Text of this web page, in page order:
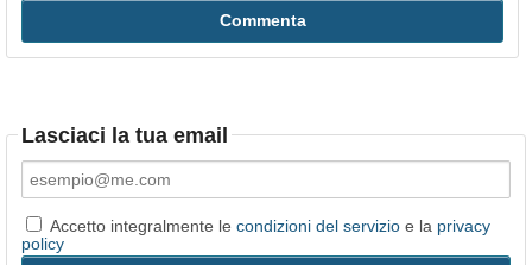
Lasciaci la tua email
Accetto integralmente le condizioni del servizio e la privacy
policy